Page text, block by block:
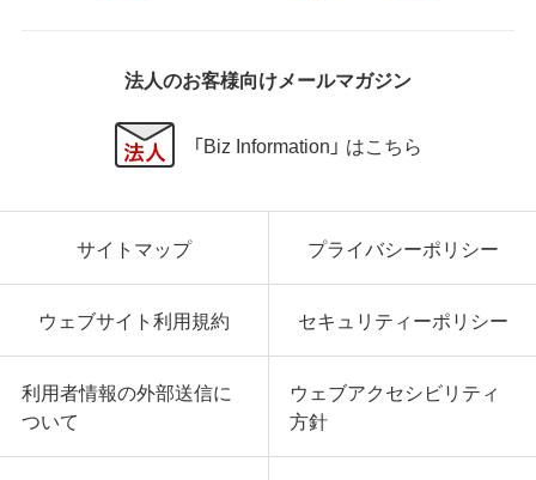
第6条 輸出規制
本契約の締結により、お客様は下記事項に同意するも
国輸出管理関連法規等に基づく輸出規制の対象とな
を遵守し、かかる法規の定めるところにより必要な手
お客様が現時点で外国為替及び外国貿易法および米
国輸出管理関連法規等により本ソフトウェアのダウ
ンロードについて規制を受けていない者であるこ
と。
法人のお客様向けメールマガジン
「Biz Information」 はこちら
サイトマップ プライバシーポリシー
ウェブサイト利用規約 セキュリティーポリシー
利用者情報の外部送信に
ついて
ウェブアクセシビリティ
方針